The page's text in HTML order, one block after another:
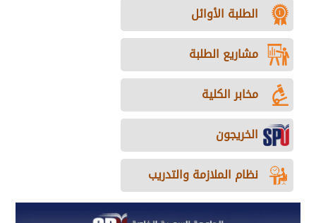
الطلبة الأوائل
مشاريع الطلبة
مخابر الكلية
الخريجون
نظام الملازمة والتدريب